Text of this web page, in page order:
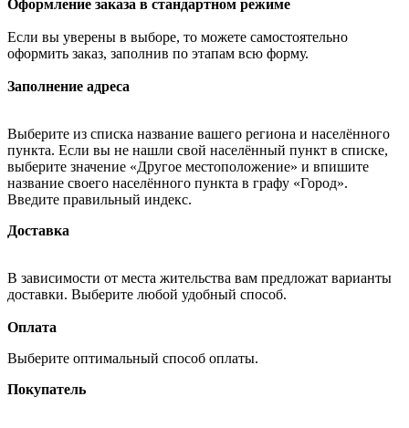
Оформление заказа в стандартном режиме
Если вы уверены в выборе, то можете самостоятельно
оформить заказ, заполнив по этапам всю форму.
Заполнение адреса
Выберите из списка название вашего региона и населённого
пункта. Если вы не нашли свой населённый пункт в списке,
выберите значение «Другое местоположение» и впишите
название своего населённого пункта в графу «Город».
Введите правильный индекс.
Доставка
В зависимости от места жительства вам предложат варианты
доставки. Выберите любой удобный способ.
Оплата
Выберите оптимальный способ оплаты.
Покупатель